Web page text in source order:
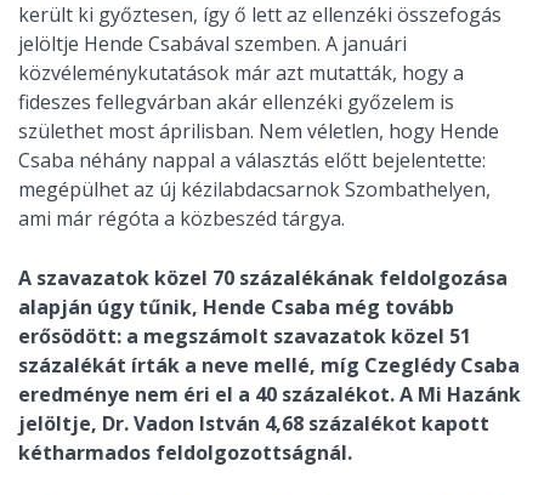
került ki győztesen, így ő lett az ellenzéki összefogás
jelöltje Hende Csabával szemben. A januári
közvéleménykutatások már azt mutatták, hogy a
fideszes fellegvárban akár ellenzéki győzelem is
születhet most áprilisban. Nem véletlen, hogy Hende
Csaba néhány nappal a választás előtt bejelentette:
megépülhet az új kézilabdacsarnok Szombathelyen,
ami már régóta a közbeszéd tárgya.
A szavazatok közel 70 százalékának feldolgozása
alapján úgy tűnik, Hende Csaba még tovább
erősödött: a megszámolt szavazatok közel 51
százalékát írták a neve mellé, míg Czeglédy Csaba
eredménye nem éri el a 40 százalékot. A Mi Hazánk
jelöltje, Dr. Vadon István 4,68 százalékot kapott
kétharmados feldolgozottságnál.